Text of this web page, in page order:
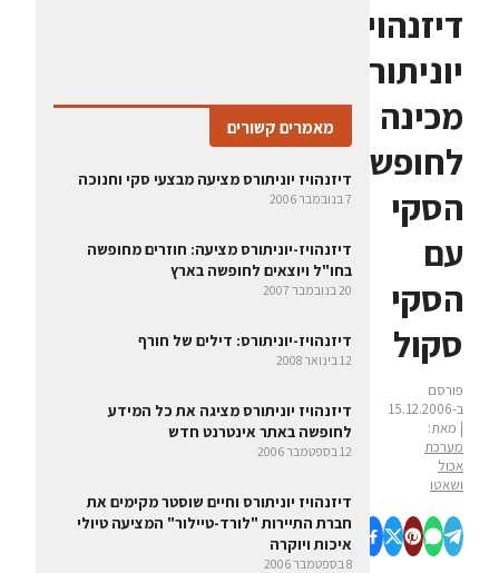
דיזנהויז
יוניתורס
מכינה
לחופשת
הסקי
עם
הסקי
סקול
פורסם
ב-15.12.2006
| מאת:
מערכת
אכול
ושאטו
מאמרים קשורים
דיזנהויז יוניתורס מציעה מבצעי סקי וחנוכה
7 בנובמבר 2006
דיזנהויז-יוניתורס מציעה: חוזרים מחופשה
בחו"ל ויוצאים לחופשה בארץ
20 בנובמבר 2007
דיזנהויז-יוניתורס: דילים של חורף
12 בינואר 2008
דיזנהויז יוניתורס מציגה את כל המידע
לחופשה באתר אינטרנט חדש
12 בספטמבר 2006
דיזנהויז יוניתורס וחיים שוסטר מקימים את
חברת התיירות "לורד-טיילור" המציעה טיולי
איכות ויוקרה
8 בספטמבר 2006